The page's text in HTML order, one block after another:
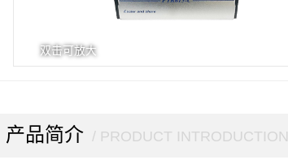
双击可放大
产品简介 / PRODUCT INTRODUCTION